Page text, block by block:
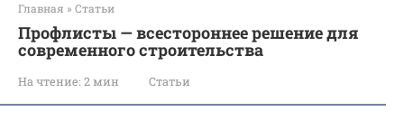
Главная » Статьи
Профлисты — всестороннее решение для
современного строительства
На чтение: 2 мин Статьи